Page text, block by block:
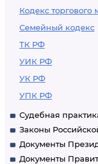
Кодекс
Семейный кодекс
ТК РФ
УИК РФ
УК РФ
УПК РФ
Судебная
Законы
Документы
Документы